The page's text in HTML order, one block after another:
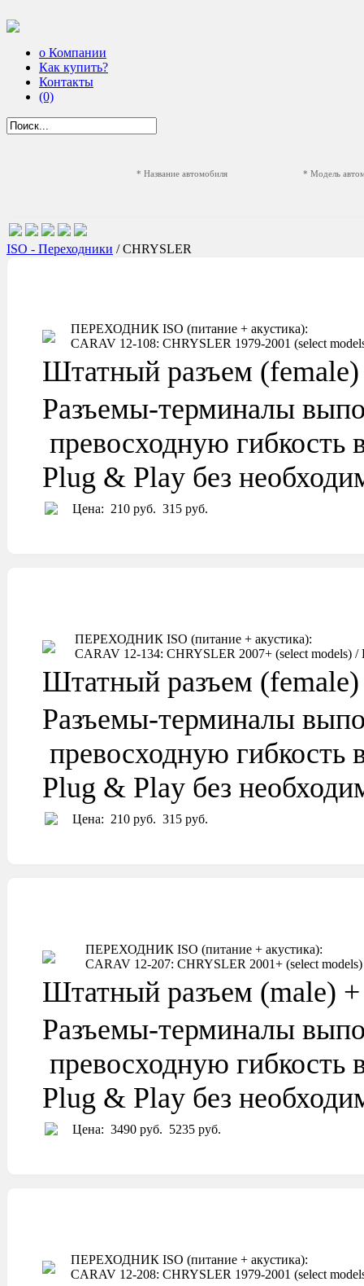
о Компании
Как купить?
Контакты
(0)
* Название автомобиля * Модель
ISO - Переходники / CHRYSLER
ПЕРЕХОДНИК ISO (питание + акустика):
CARAV 12-108: CHRYSLER 1979-2001 (select
Штатный разъем
Разъемы-терминалы
превосходную гибкость
Plug & Play без
Цена: 210 руб. 315 руб.
ПЕРЕХОДНИК ISO (питание + акустика):
CARAV 12-134: CHRYSLER 2007+ (select models) /
Штатный разъем
Разъемы-терминалы
превосходную гибкость
Plug & Play без
Цена: 210 руб. 315 руб.
ПЕРЕХОДНИК ISO (питание + акустика):
CARAV 12-207: CHRYSLER 2001+ (select models)
Штатный разъем (male)
Разъемы-терминалы
превосходную гибкость
Plug & Play без
Цена: 3490 руб. 5235 руб.
ПЕРЕХОДНИК ISO (питание + акустика):
CARAV 12-208: CHRYSLER 1979-2001 (select